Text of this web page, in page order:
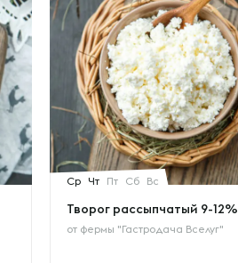
Ср Чт Пт Сб Вс
Творог рассыпчатый 9-12%
от фермы "Гастродача Вселуг"